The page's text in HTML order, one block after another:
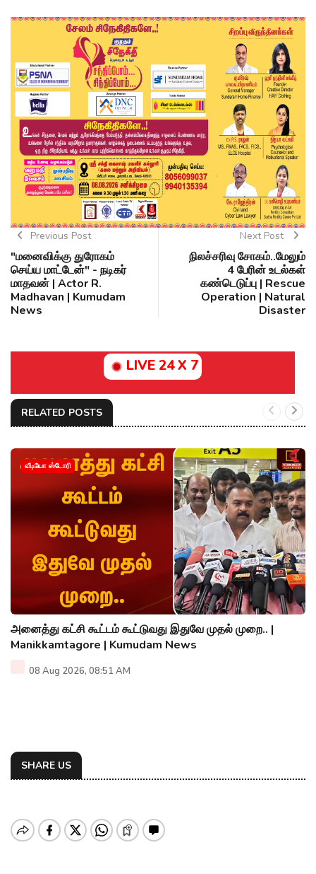
Previous Post
"மனைவிக்கு துரோகம்
செய்ய மாட்டேன்" - நடிகர்
மாதவன் | Actor R.
Madhavan | Kumudam
News
Next Post
நிலச்சரிவு சோகம்..மேலும்
4 பேரின் உடல்கள்
கண்டெடுப்பு | Rescue
Operation | Natural
Disaster
LIVE 24 X 7
RELATED POSTS
வீடியோ ஸ்டோரி
அனைத்து கட்சி கூட்டம் கூட்டுவது இதுவே முதல் முறை.. |
Manikkamtagore | Kumudam News
08 Aug 2026, 08:51 AM
SHARE US